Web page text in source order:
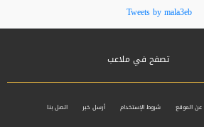
فينيسيوس جونيور يمدد عقده مع ريال
مدريد حتى 2032
يخوض أول مران مع طرابزون سبور
Tweets by mala3eb
تصفح في ملاعب
عن الموقع شروط الإستخدام أرسل خبر اتصل بنا